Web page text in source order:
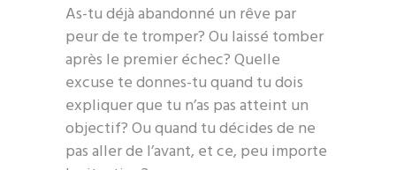
As-tu déjà abandonné un rêve par
peur de te tromper? Ou laissé tomber
après le premier échec? Quelle
excuse te donnes-tu quand tu dois
expliquer que tu n’as pas atteint un
objectif? Ou quand tu décides de ne
pas aller de l’avant, et ce, peu importe